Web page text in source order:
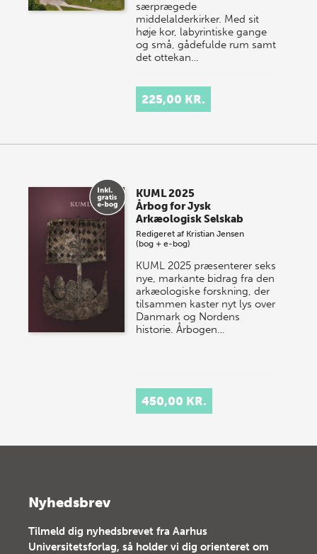
særprægede
middelalderkirker. Med sit
høje kor, labyrintiske gange
og små, gådefulde rum samt
det ottekan…
225,00 KR.
KUML 2025
Årbog for Jysk
Arkæologisk Selskab
Redigeret af Kristian Jensen
(bog + e-bog)
KUML 2025 præsenterer seks
nye, markante bidrag fra den
arkæologiske forskning, der
tilsammen kaster nyt lys over
Danmark og Nordens
historie. Årbogen…
450,00 KR.
Nyhedsbrev
Tilmeld dig nyhedsbrevet fra Aarhus
Universitetsforlag, så holder vi dig orienteret om